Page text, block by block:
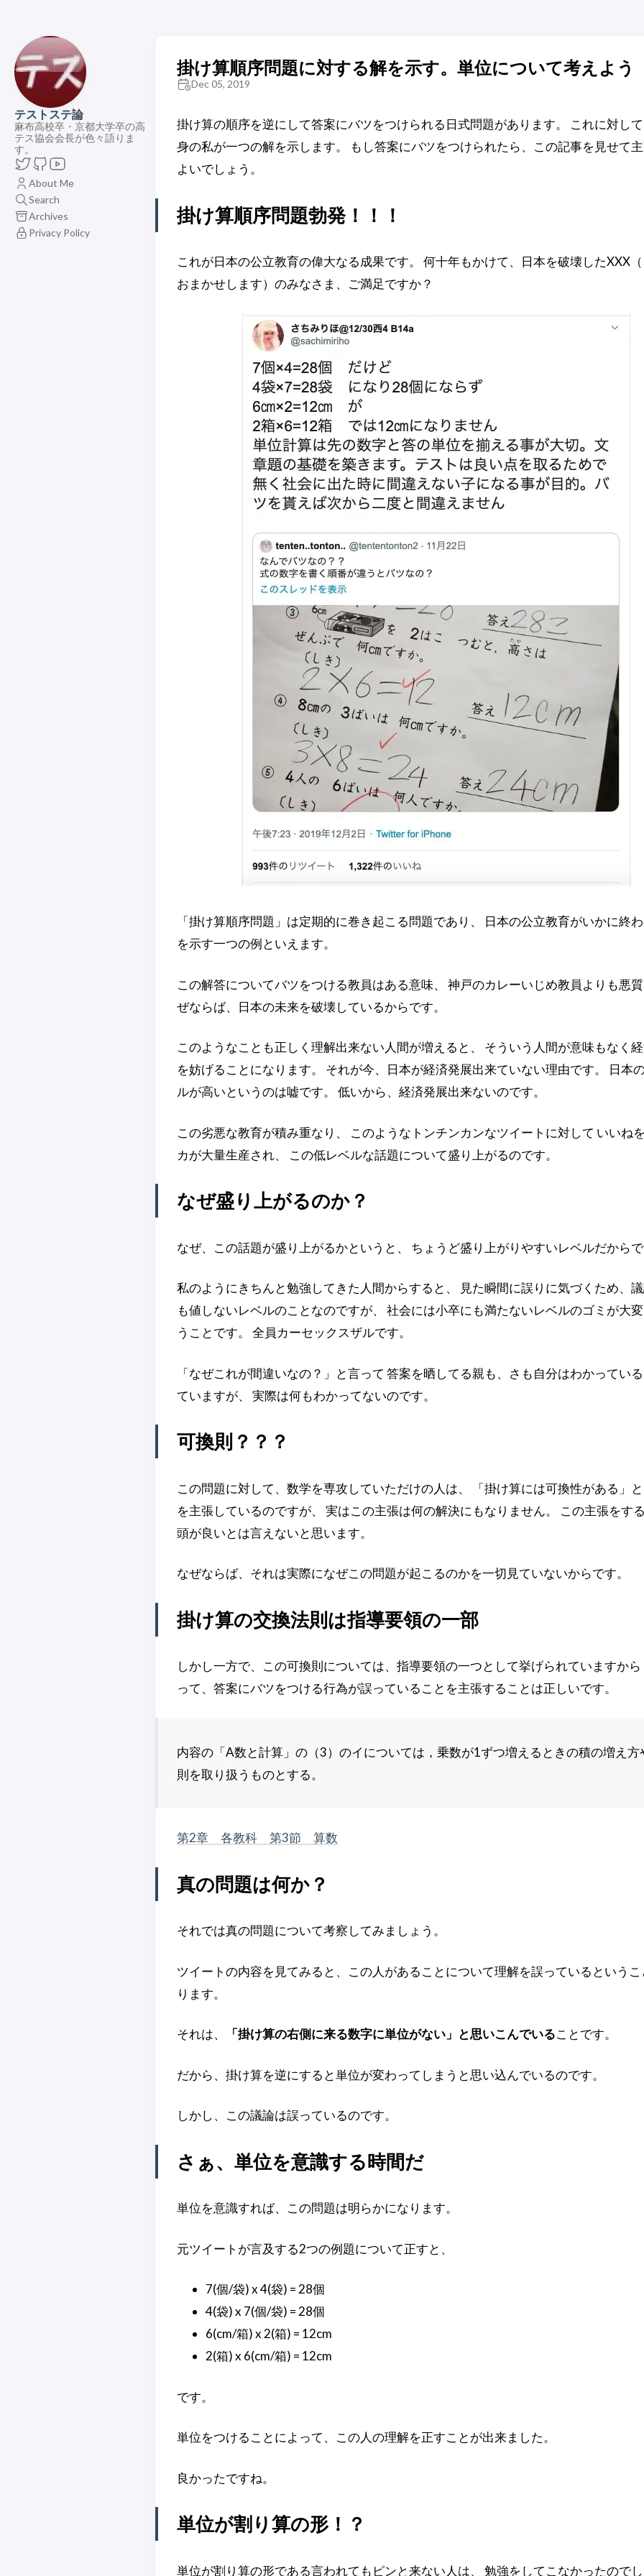
テストステ論
麻布高校卒・京都大学卒の高
テス協会会長が色々語りま
す。
About Me
Search
Archives
Privacy Policy
掛け算順序問題に対する解を示す。単位について考えよう
Dec 05, 2019
掛け算の順序を逆にして答案にバツをつけられる日式問題があります。 これに対し
身の私が一つの解を示します。 もし答案にバツをつけられたら、この記事を見せて
よいでしょう。
掛け算順序問題勃発！！！
これが日本の公立教育の偉大なる成果です。 何十年もかけて、日本を破壊したXXX
おまかせします）のみなさま、ご満足ですか？
「掛け算順序問題」は定期的に巻き起こる問題であり、 日本の公立教育がいかに終
を示す一つの例といえます。
この解答についてバツをつける教員はある意味、 神戸のカレーいじめ教員よりも悪
ぜならば、日本の未来を破壊しているからです。
このようなことも正しく理解出来ない人間が増えると、 そういう人間が意味もなく
を妨げることになります。 それが今、日本が経済発展出来ていない理由です。 日本
ルが高いというのは嘘です。 低いから、経済発展出来ないのです。
この劣悪な教育が積み重なり、 このようなトンチンカンなツイートに対して いいね
カが大量生産され、 この低レベルな話題について盛り上がるのです。
なぜ盛り上がるのか？
なぜ、この話題が盛り上がるかというと、 ちょうど盛り上がりやすいレベルだから
私のようにきちんと勉強してきた人間からすると、 見た瞬間に誤りに気づくため、
も値しないレベルのことなのですが、 社会には小卒にも満たないレベルのゴミが大
うことです。 全員カーセックスザルです。
「なぜこれが間違いなの？」と言って 答案を晒してる親も、さも自分はわかってい
ていますが、 実際は何もわかってないのです。
可換則？？？
この問題に対して、数学を専攻していただけの人は、 「掛け算には可換性がある」
を主張しているのですが、 実はこの主張は何の解決にもなりません。 この主張をす
頭が良いとは言えないと思います。
なぜならば、それは実際になぜこの問題が起こるのかを一切見ていないからです。
掛け算の交換法則は指導要領の一部
しかし一方で、この可換則については、指導要領の一つとして挙げられていますから
って、答案にバツをつける行為が誤っていることを主張することは正しいです。
内容の「A数と計算」の（3）のイについては，乗数が1ずつ増えるときの積の増え方
則を取り扱うものとする。
第2章 各教科 第3節 算数
真の問題は何か？
それでは真の問題について考察してみましょう。
ツイートの内容を見てみると、この人があることについて理解を誤っているという
ります。
それは、 「掛け算の右側に来る数字に単位がない」と思いこんでいることです。
だから、掛け算を逆にすると単位が変わってしまうと思い込んでいるのです。
しかし、この議論は誤っているのです。
さぁ、単位を意識する時間だ
単位を意識すれば、この問題は明らかになります。
元ツイートが言及する2つの例題について正すと、
7(個/袋) x 4(袋) = 28個
4(袋) x 7(個/袋) = 28個
6(cm/箱) x 2(箱) = 12cm
2(箱) x 6(cm/箱) = 12cm
です。
単位をつけることによって、この人の理解を正すことが出来ました。
良かったですね。
単位が割り算の形！？
単位が割り算の形である言われてもピンと来ない人は、 勉強をしてこなかったので